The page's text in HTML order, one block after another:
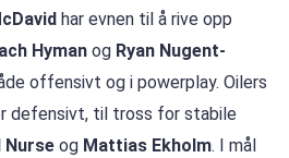
har evnen til å rive opp
Hyman og Ryan Nugent-
offensivt og i powerplay. Oilers
defensivt, til tross for stabile
Nurse og Mattias Ekholm. I mål